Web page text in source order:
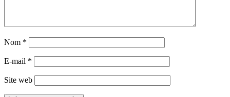
Nom *
E-mail *
Site web